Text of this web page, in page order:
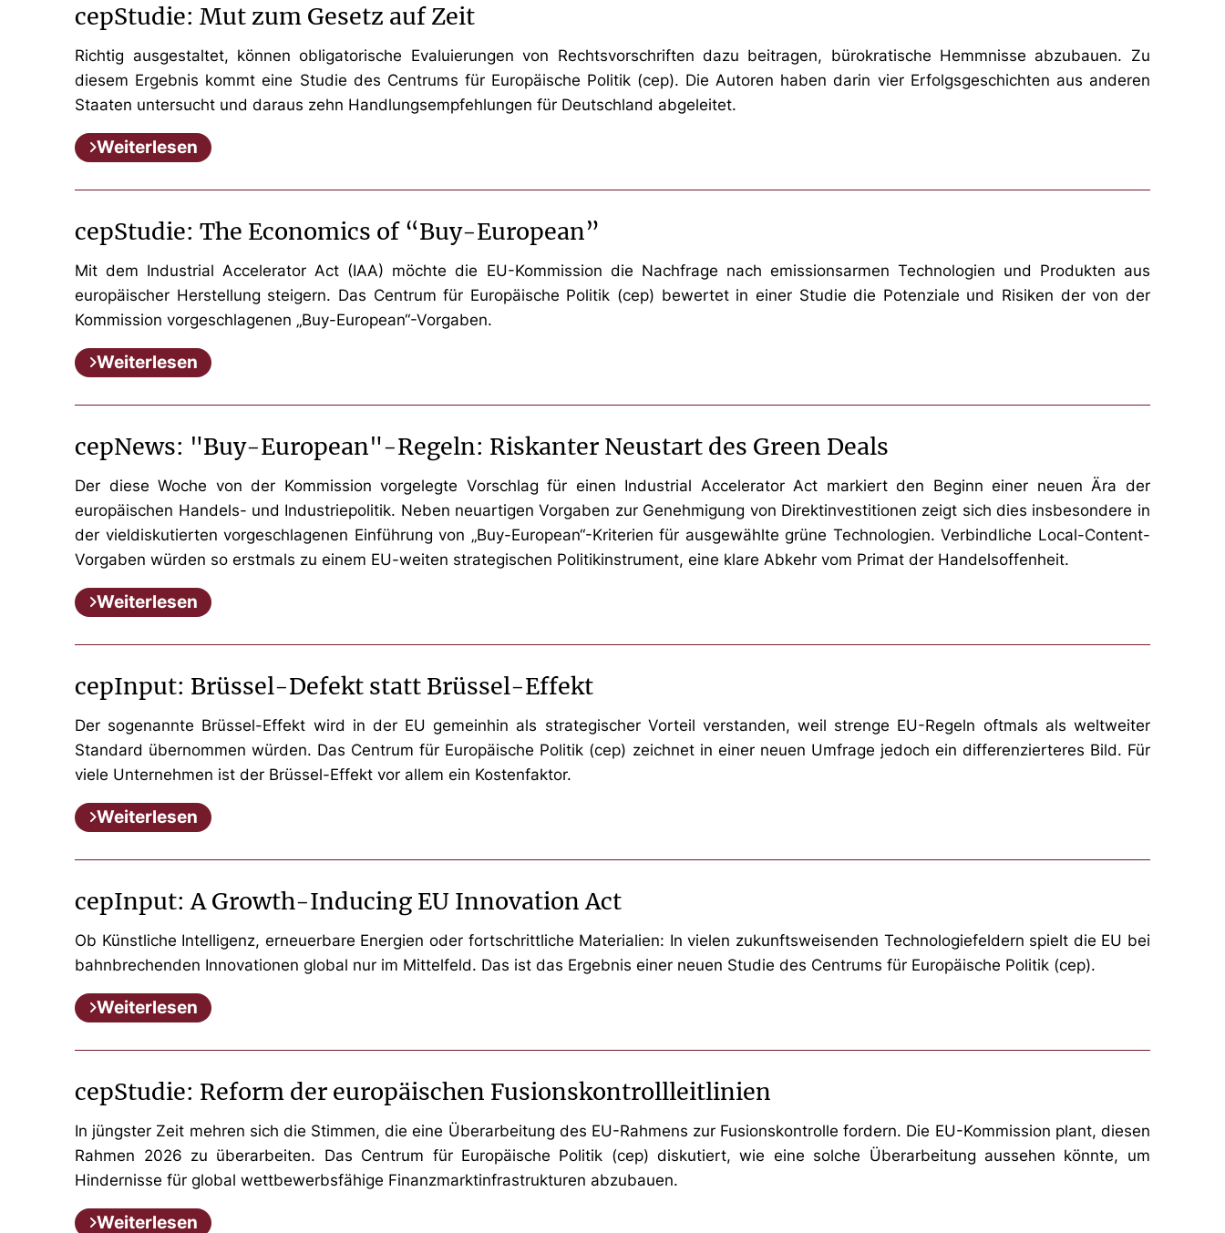
cepStudie: Mut zum Gesetz auf Zeit
Richtig ausgestaltet, können obligatorische Evaluierungen von Rechtsvorschriften dazu beitragen, bürokratische Hemmnisse abzubauen. Zu
diesem Ergebnis kommt eine Studie des Centrums für Europäische Politik (cep). Die Autoren haben darin vier Erfolgsgeschichten aus anderen
Staaten untersucht und daraus zehn Handlungsempfehlungen für Deutschland abgeleitet.
Weiterlesen
cepStudie: The Economics of “Buy-European”
Mit dem Industrial Accelerator Act (IAA) möchte die EU-Kommission die Nachfrage nach emissionsarmen Technologien und Produkten aus
europäischer Herstellung steigern. Das Centrum für Europäische Politik (cep) bewertet in einer Studie die Potenziale und Risiken der von der
Kommission vorgeschlagenen „Buy-European“-Vorgaben.
Weiterlesen
cepNews: "Buy-European"-Regeln: Riskanter Neustart des Green Deals
Der diese Woche von der Kommission vorgelegte Vorschlag für einen Industrial Accelerator Act markiert den Beginn einer neuen Ära der
europäischen Handels- und Industriepolitik. Neben neuartigen Vorgaben zur Genehmigung von Direktinvestitionen zeigt sich dies insbesondere in
der vieldiskutierten vorgeschlagenen Einführung von „Buy-European“-Kriterien für ausgewählte grüne Technologien. Verbindliche Local-Content-
Vorgaben würden so erstmals zu einem EU-weiten strategischen Politikinstrument, eine klare Abkehr vom Primat der Handelsoffenheit.
Weiterlesen
cepInput: Brüssel-Defekt statt Brüssel-Effekt
Der sogenannte Brüssel-Effekt wird in der EU gemeinhin als strategischer Vorteil verstanden, weil strenge EU-Regeln oftmals als weltweiter
Standard übernommen würden. Das Centrum für Europäische Politik (cep) zeichnet in einer neuen Umfrage jedoch ein differenzierteres Bild. Für
viele Unternehmen ist der Brüssel-Effekt vor allem ein Kostenfaktor.
Weiterlesen
cepInput: A Growth-Inducing EU Innovation Act
Ob Künstliche Intelligenz, erneuerbare Energien oder fortschrittliche Materialien: In vielen zukunftsweisenden Technologiefeldern spielt die EU bei
bahnbrechenden Innovationen global nur im Mittelfeld. Das ist das Ergebnis einer neuen Studie des Centrums für Europäische Politik (cep).
Weiterlesen
cepStudie: Reform der europäischen Fusionskontrollleitlinien
In jüngster Zeit mehren sich die Stimmen, die eine Überarbeitung des EU-Rahmens zur Fusionskontrolle fordern. Die EU-Kommission plant, diesen
Rahmen 2026 zu überarbeiten. Das Centrum für Europäische Politik (cep) diskutiert, wie eine solche Überarbeitung aussehen könnte, um
Hindernisse für global wettbewerbsfähige Finanzmarktinfrastrukturen abzubauen.
Weiterlesen